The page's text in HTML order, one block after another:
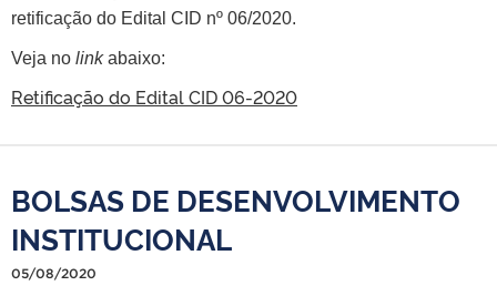
retificação do Edital CID nº 06/2020.
Veja no linkabaixo:
Retificação do Edital CID 06-2020
BOLSAS DE DESENVOLVIMENTO
INSTITUCIONAL
05/08/2020